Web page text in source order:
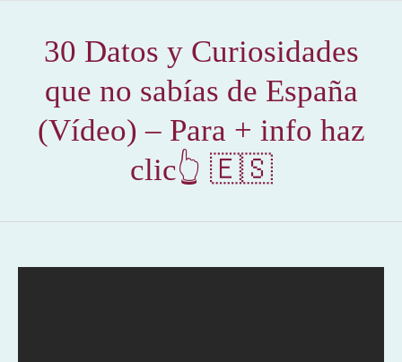
30 Datos y Curiosidades
que no sabías de España
(Vídeo) – Para + info haz
clic👆 🇪🇸